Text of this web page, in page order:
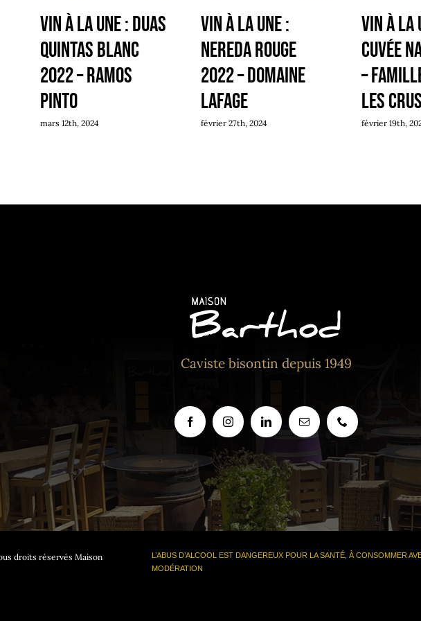
Vin à la une : DUAS
QUINTAS Blanc
2022 – Ramos
Pinto
mars 12th, 2024
Vin à la une :
NEREDA Rouge
2022 – Domaine
LAFAGE
février 27th, 2024
Vin à la
Cuvée
–
Les Crus
février 19th,
Caviste bisontin depuis 1949
droits réservés Maison
L’ABUS D’ALCOOL EST DANGEREUX POUR LA SANTÉ, À CONSOMMER
MODÉRATION